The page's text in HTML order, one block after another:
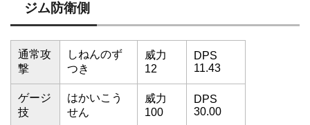
ジム防衛側
通常攻
撃
しねんのず
つき
威力
12
DPS
11.43
ゲージ
技
はかいこう
せん
威力
100
DPS
30.00